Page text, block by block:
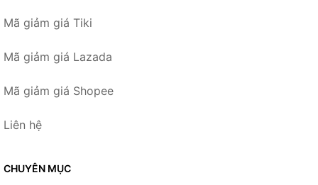
Mã giảm giá Tiki
Mã giảm giá Lazada
Mã giảm giá Shopee
Liên hệ
CHUYÊN MỤC